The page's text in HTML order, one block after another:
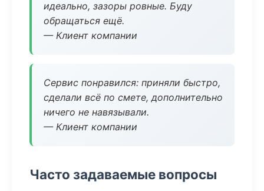
идеально, зазоры ровные. Буду
обращаться ещё.
— Клиент компании
Сервис понравился: приняли быстро,
сделали всё по смете, дополнительно
ничего не навязывали.
— Клиент компании
Часто задаваемые вопросы